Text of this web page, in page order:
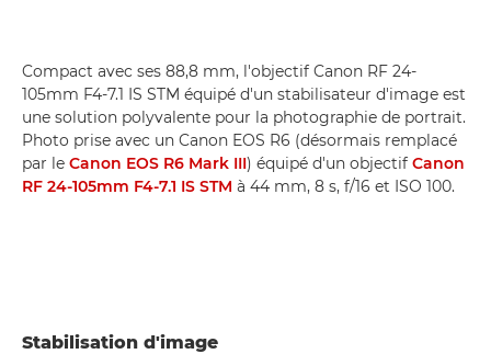
Compact avec ses 88,8 mm, l'objectif Canon RF 24-
105mm F4-7.1 IS STM équipé d'un stabilisateur d'image est
une solution polyvalente pour la photographie de portrait.
Photo prise avec un Canon EOS R6 (désormais remplacé
par le Canon EOS R6 Mark III) équipé d'un objectif Canon
RF 24-105mm F4-7.1 IS STM à 44 mm, 8 s, f/16 et ISO 100.
Stabilisation d'image